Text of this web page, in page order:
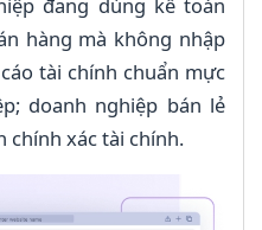
đang dùng kế toán
hàng mà không nhập
tài chính chuẩn mực
doanh nghiệp bán lẻ
chính xác tài chính.